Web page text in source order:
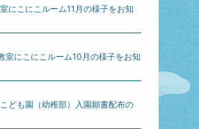
にこにこルーム11月の様子をお知
にこにこルーム10月の様子をお知
ども園（幼稚部）入園願書配布の